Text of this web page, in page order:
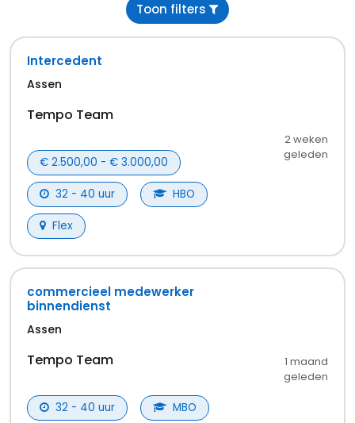
Toon filters
Intercedent
Assen
Tempo Team
€ 2.500,00 - € 3.000,00
32 - 40 uur HBO
Flex
2 weken
geleden
commercieel medewerker
binnendienst
Assen
Tempo Team
32 - 40 uur MBO
1 maand
geleden